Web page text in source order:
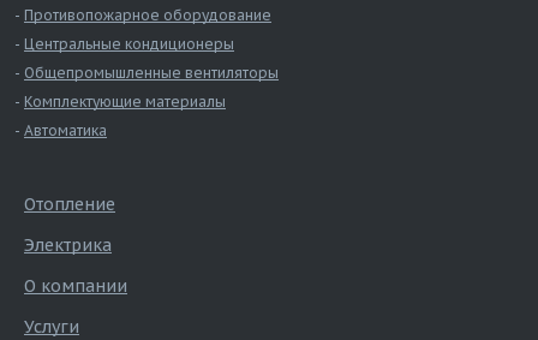
Противопожарное оборудование
Центральные кондиционеры
Общепромышленные вентиляторы
Комплектующие материалы
Автоматика
Отопление
Электрика
О компании
Услуги